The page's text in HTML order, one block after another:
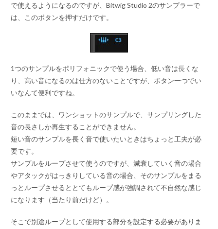
で使えるようになるのですが、Bitwig Studio 2のサンプラーで
は、このボタンを押すだけです。
1つのサンプルをポリフォニックで使う場合、低い音は長くな
り、高い音になるのは仕方のないことですが、ボタン一つでい
いなんて便利ですね。
このままでは、ワンショットのサンプルで、サンプリングした
音の長さしか再生することができません。
短い音のサンプルを長く音で使いたいときはちょっと工夫が必
要です。
サンプルをループさせて使うのですが、減衰していく音の場合
やアタックがはっきりしている音の場合、そのサンプルをまる
っとループさせるととてもループ感が強調されて不自然な感じ
になります（当たり前だけど）。
そこで別途ループとして使用する部分を設定する必要がありま